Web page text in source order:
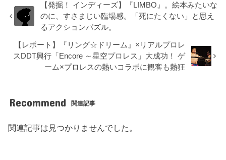
【発掘！ インディーズ】『LIMBO』。絵本みたいな
のに、すさまじい臨場感。「死にたくない」と思え
るアクションパズル。
【レポート】『リング☆ドリーム』×リアルプロレ
スDDT興行「Encore ～星空プロレス」大成功！ ゲ
ーム×プロレスの熱いコラボに観客も熱狂
Recommend 関連記事
関連記事は見つかりませんでした。